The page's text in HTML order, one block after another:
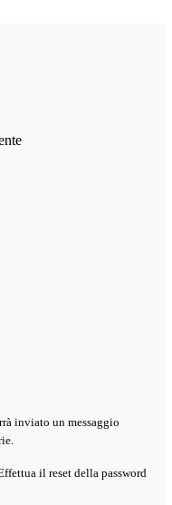
inviato un messaggio
il reset della password